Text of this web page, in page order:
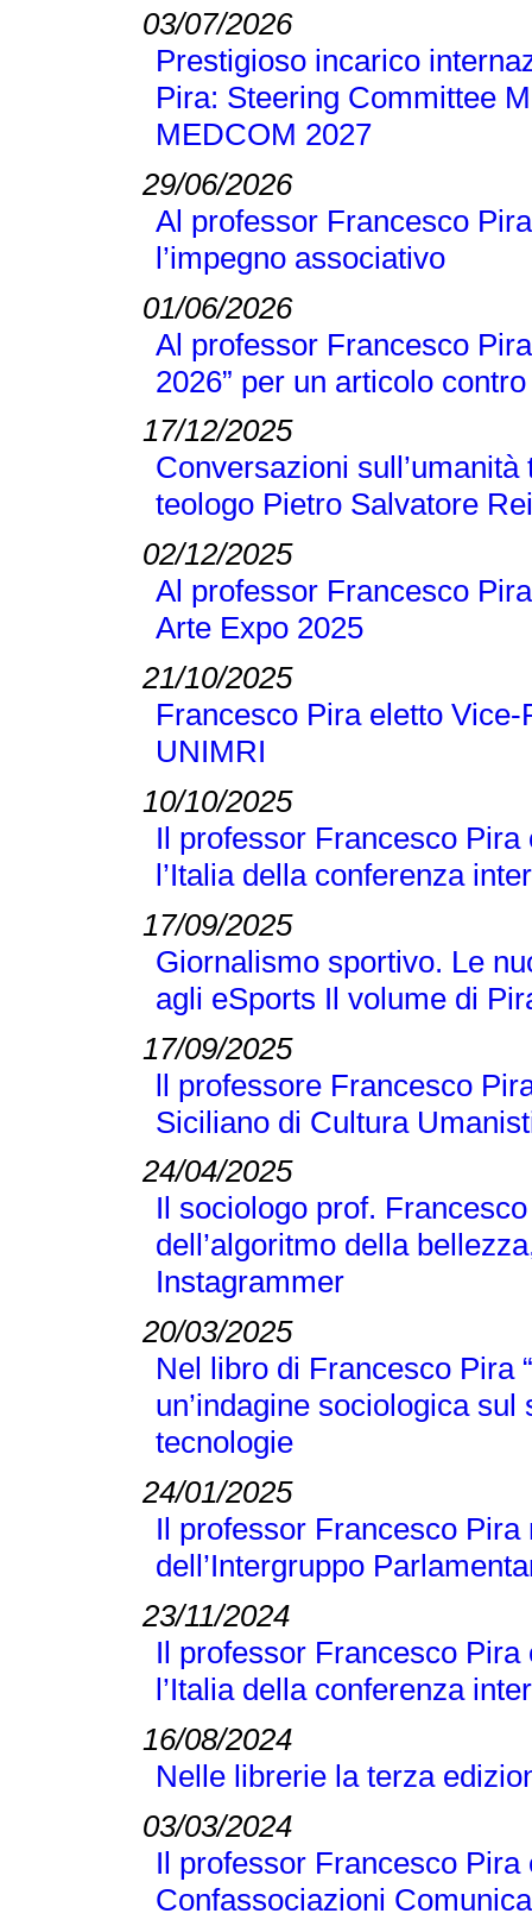
03/07/2026
Prestigioso incarico
Pira: Steering Committee
MEDCOM 2027
29/06/2026
Al professor Francesco
l’impegno associativo
01/06/2026
Al professor Francesco
2026” per un articolo
17/12/2025
Conversazioni
teologo Pietro Salvatore
02/12/2025
Al professor Francesco
Arte Expo 2025
21/10/2025
Francesco Pira eletto
UNIMRI
10/10/2025
Il professor Francesco
l’Italia della conferenza
17/09/2025
Giornalismo sportivo. Le
agli eSports Il volume di
17/09/2025
ll professore Francesco
Siciliano di Cultura
24/04/2025
Il sociologo prof.
dell’algoritmo della
Instagrammer
20/03/2025
Nel libro di Francesco Pira
un’indagine sociologica
tecnologie
24/01/2025
Il professor Francesco
dell’Intergruppo
23/11/2024
Il professor Francesco
l’Italia della conferenza
16/08/2024
Nelle librerie la terza
03/03/2024
Il professor Francesco
Confassociazioni